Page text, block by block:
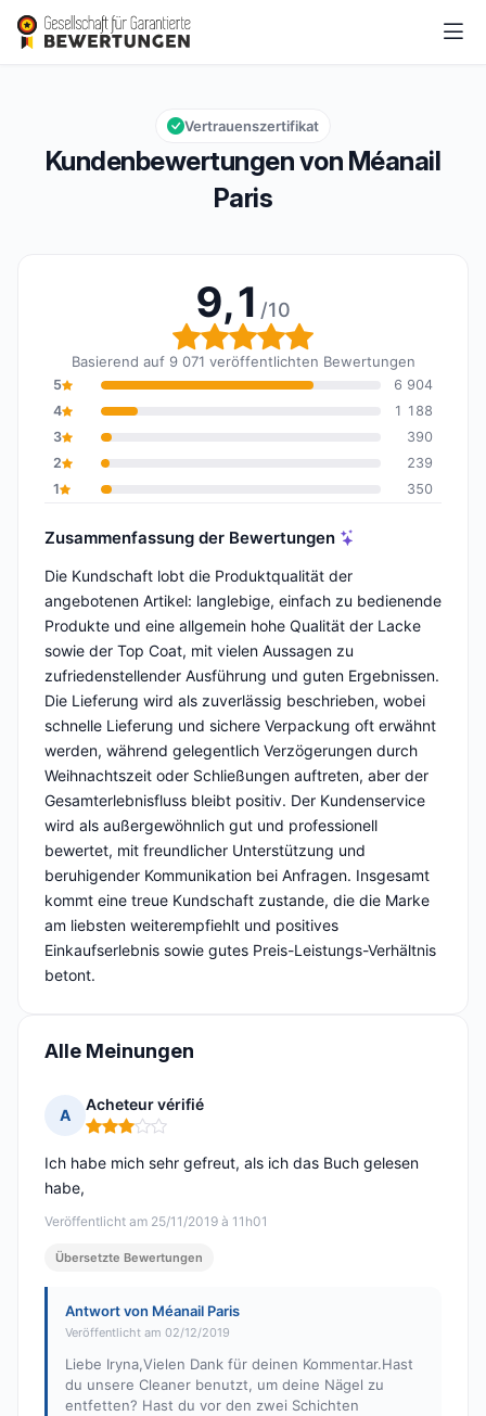
Méanail Paris
Gesamtbewertung: 9,1 von 10
9,1/10
Kundenbewertungen von Méanail
Paris
Vertrauenszertifikat
9,1 /10
Gesamtbewertung: 9,1
Basierend auf 9 071 veröffentlichten Bewertungen
5
6 904
4
1 188
3
390
2
239
1
350
Zusammenfassung der Bewertungen
Die Kundschaft lobt die Produktqualität der
angebotenen Artikel: langlebige, einfach zu bedienende
Produkte und eine allgemein hohe Qualität der Lacke
sowie der Top Coat, mit vielen Aussagen zu
zufriedenstellender Ausführung und guten Ergebnissen.
Die Lieferung wird als zuverlässig beschrieben, wobei
schnelle Lieferung und sichere Verpackung oft erwähnt
werden, während gelegentlich Verzögerungen durch
Weihnachtszeit oder Schließungen auftreten, aber der
Gesamterlebnisfluss bleibt positiv. Der Kundenservice
wird als außergewöhnlich gut und professionell
bewertet, mit freundlicher Unterstützung und
beruhigender Kommunikation bei Anfragen. Insgesamt
kommt eine treue Kundschaft zustande, die die Marke
am liebsten weiterempfiehlt und positives
Einkaufserlebnis sowie gutes Preis-Leistungs-Verhältnis
betont.
Alle Meinungen
A
Acheteur vérifié
Hinweis: 3 von 5
Veröffentlicht am 25/11/2019 à 11h01
Ich habe mich sehr gefreut, als ich das Buch gelesen
habe,
Übersetzte Bewertungen
Antwort von Méanail Paris
Veröffentlicht am 02/12/2019
Liebe Iryna,Vielen Dank für deinen Kommentar.Hast
du unsere Cleaner benutzt, um deine Nägel zu
entfetten? Hast du vor den zwei Schichten